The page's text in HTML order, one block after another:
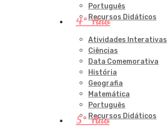
Português
Recursos Didáticos
4º Ano
Atividades Interativas
Ciências
Data Comemorativa
História
Geografia
Matemática
Português
Recursos Didáticos
5º Ano